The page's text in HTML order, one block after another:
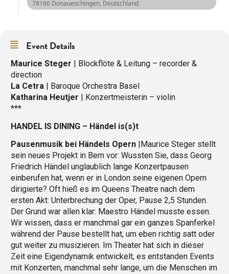
78166 Donaueschingen, Deutschland
Event Details
Maurice Steger | Blockflöte & Leitung – recorder &
direction
La Cetra | Baroque Orchestra Basel
Katharina Heutjer | Konzertmeisterin – violin
***
HANDEL IS DINING – Händel is(s)t
Pausenmusik bei Händels Opern |Maurice Steger stellt
sein neues Projekt in Bern vor: Wussten Sie, dass Georg
Friedrich Händel unglaublich lange Konzertpausen
einberufen hat, wenn er in London seine eigenen Opern
dirigierte? Oft hieß es im Queens Theatre nach dem
ersten Akt: Unterbrechung der Oper, Pause 2,5 Stunden.
Der Grund war allen klar: Maestro Händel musste essen.
Wir wissen, dass er manchmal gar ein ganzes Spanferkel
während der Pause bestellt hat, um eben richtig satt oder
gut weiter zu musizieren. Im Theater hat sich in dieser
Zeit eine Eigendynamik entwickelt, es entstanden Events
mit Konzerten, manchmal sehr lange, um die Menschen im